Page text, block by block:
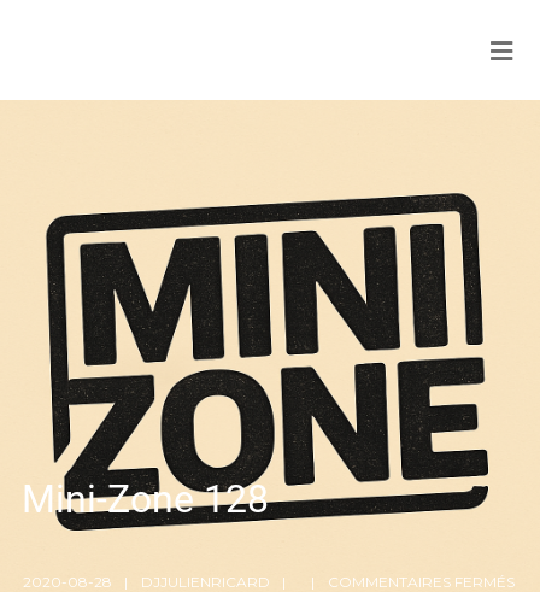
Mini-Zone 128
2020-08-28 DJJULIENRICARD COMMENTAIRES FERMÉS